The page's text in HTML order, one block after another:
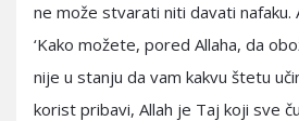
ne može stvarati niti davati nafaku.
‘Kako možete, pored Allaha, da
nije u stanju da vam kakvu štetu
korist pribavi, Allah je Taj koji sve